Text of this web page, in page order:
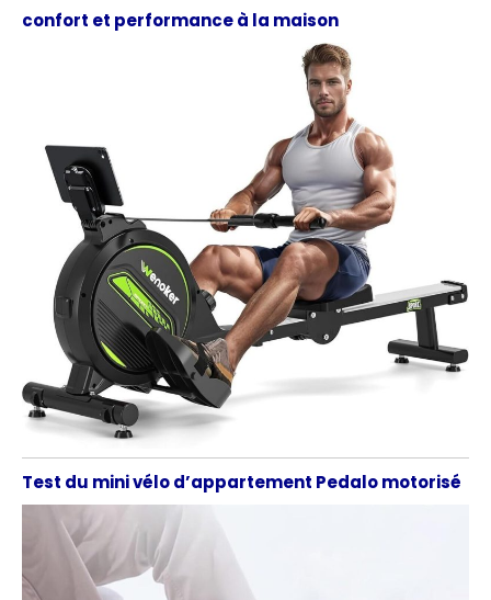
confort et performance à la maison
Test du mini vélo d’appartement Pedalo motorisé